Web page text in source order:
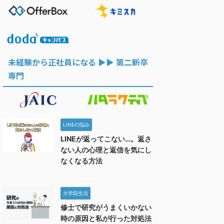
未経験から正社員になる ▶︎▶︎ 第二新卒
専門
LINEの悩み
LINEが返ってこない…。返さ
ない人の心理と返信を気にし
なくなる方法
大学院生活
修士で研究がうまくいかない
時の原因と私が行った対処法